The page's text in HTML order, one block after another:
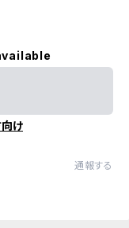
け
通報する